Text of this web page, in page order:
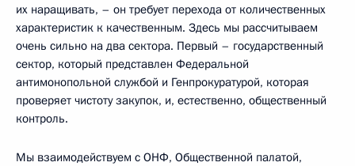
их наращивать, – он требует перехода от количественных
характеристик к качественным. Здесь мы рассчитываем
очень сильно на два сектора. Первый – государственный
сектор, который представлен Федеральной
антимонопольной службой и Генпрокуратурой, которая
проверяет чистоту закупок, и, естественно, общественный
контроль.
Мы взаимодействуем с ОНФ, Общественной палатой,